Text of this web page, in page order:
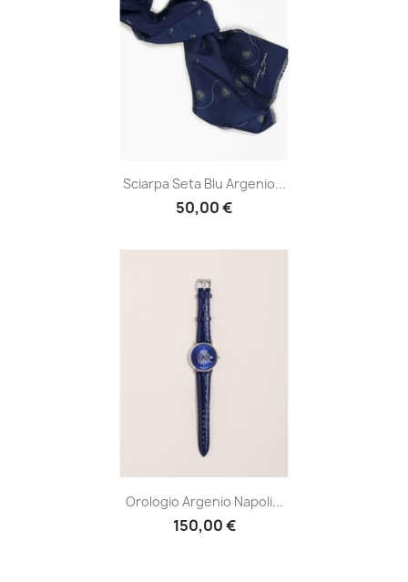
Sciarpa Seta Blu Argenio...
50,00 €
Orologio Argenio Napoli...
150,00 €